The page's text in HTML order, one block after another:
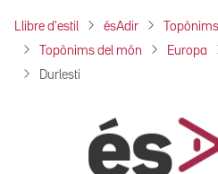
Llibre d'estil ésAdir Topònims
Topònims del món Europa
Durlesti